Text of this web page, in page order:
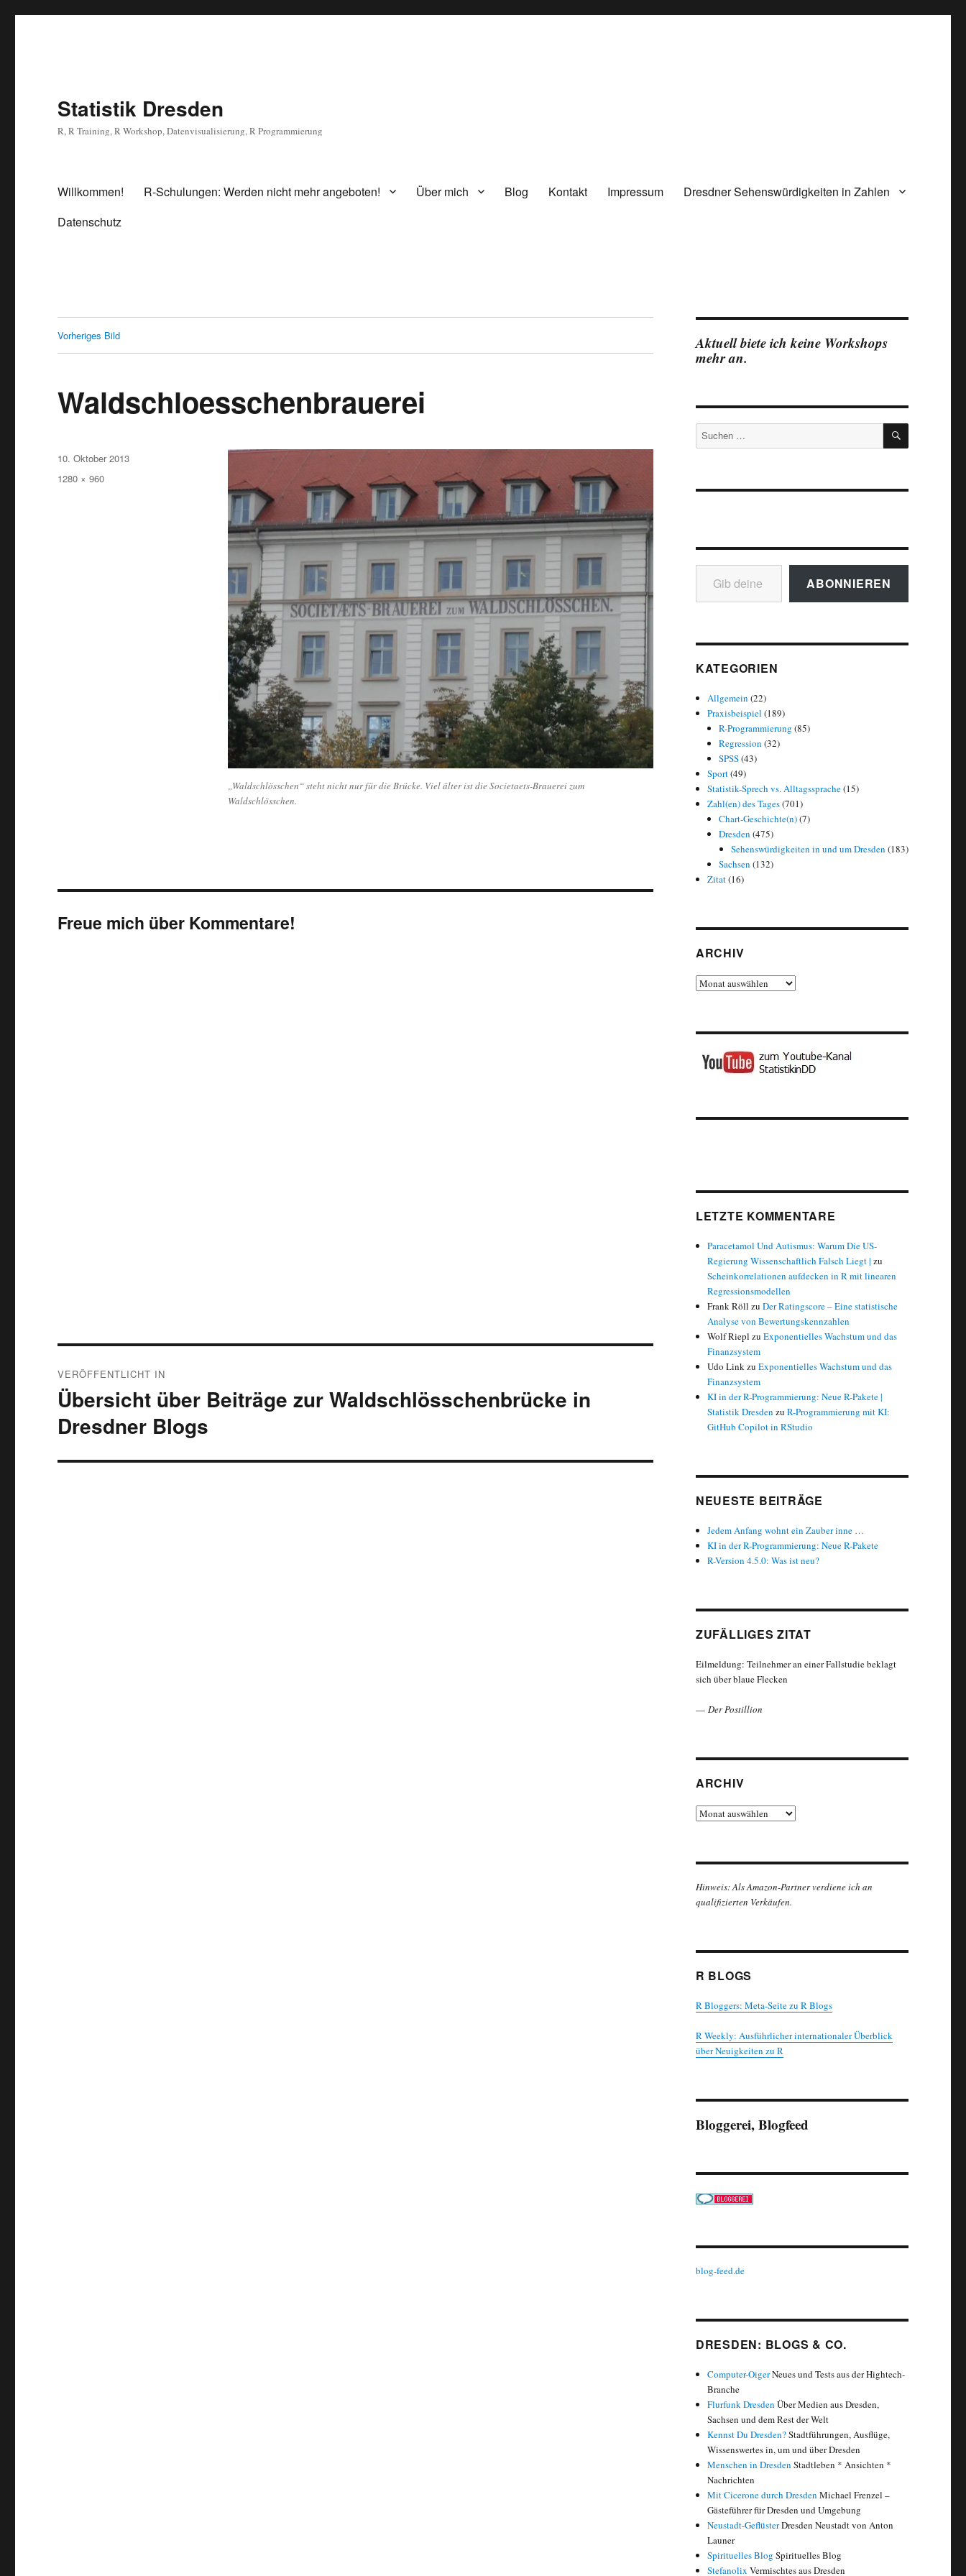
Statistik Dresden
R, R Training, R Workshop, Datenvisualisierung, R Programmierung
Willkommen! R-Schulungen: Werden nicht mehr angeboten! Über mich Blog Kontakt Impressum
Dresdner Sehenswürdigkeiten in Zahlen
Datenschutz
Vorheriges Bild
Waldschloesschenbrauerei
„Waldschlösschen“ steht nicht nur für die Brücke. Viel älter ist die Societaets-Brauerei zum
Waldschlösschen.
Veröffentlicht
am
10. Oktober 2013
Originalgröße
1280 × 960
Freue mich über Kommentare!
VERÖFFENTLICHT IN
Übersicht über Beiträge zur Waldschlösschenbrücke in
Dresdner Blogs
Aktuell biete ich keine Workshops
mehr an.
Suchen
nach:
SUCHEN
Gib deine E-Mail-Adresse ein ...
ABONNIEREN
KATEGORIEN
Allgemein (22)
Praxisbeispiel (189)
R-Programmierung (85)
Regression (32)
SPSS(43)
Sport(49)
Statistik-Sprech vs. Alltagssprache(15)
Zahl(en) des Tages(701)
Chart-Geschichte(n)(7)
Dresden (475)
Sehenswürdigkeiten in und um Dresden (183)
Sachsen (132)
Zitat(16)
ARCHIV
Archiv
LETZTE KOMMENTARE
Paracetamol Und Autismus: Warum Die US-
Regierung Wissenschaftlich Falsch Liegt | zu
Scheinkorrelationen aufdecken in R mit linearen
Regressionsmodellen
Frank Röll zuDer Ratingscore – Eine statistische
Analyse von Bewertungskennzahlen
Wolf Riepl zuExponentielles Wachstum und das
Finanzsystem
Udo LinkzuExponentielles Wachstum und das
Finanzsystem
KI in der R-Programmierung: Neue R-Pakete |
Statistik Dresden zuR-Programmierung mit KI:
GitHub Copilot in RStudio
NEUESTE BEITRÄGE
Jedem Anfang wohnt ein Zauber inne …
KI in der R-Programmierung: Neue R-Pakete
R-Version 4.5.0: Was ist neu?
ZUFÄLLIGES ZITAT
Eilmeldung: Teilnehmer an einer Fallstudie beklagt
sich über blaue Flecken
— Der Postillion
ARCHIV
Archiv
Hinweis: Als Amazon-Partner verdiene ich an
qualifizierten Verkäufen.
R BLOGS
R Bloggers: Meta-Seite zu R Blogs
R Weekly: Ausführlicher internationaler Überblick
über Neuigkeiten zu R
Bloggerei, Blogfeed
blog-feed.de
DRESDEN: BLOGS & CO.
Computer-OigerNeues und Tests aus der Hightech-
Branche
Flurfunk Dresden Über Medien aus Dresden,
Sachsen und dem Rest der Welt
Kennst Du Dresden?Stadtführungen, Ausflüge,
Wissenswertes in, um und über Dresden
Menschen in Dresden Stadtleben * Ansichten *
Nachrichten
Mit Cicerone durch Dresden Michael Frenzel –
Gästeführer für Dresden und Umgebung
Neustadt-GeflüsterDresden Neustadt von Anton
Launer
Spirituelles Blog Spirituelles Blog
Stefanolix Vermischtes aus Dresden